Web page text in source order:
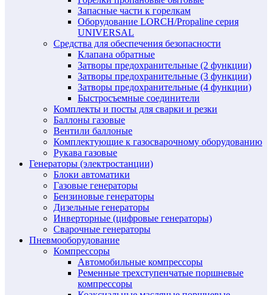
Запасные части к горелкам
Оборудование LORCH/Propaline серия
UNIVERSAL
Средства для обеспечения безопасности
Клапана обратные
Затворы предохранительные (2 функции)
Затворы предохранительные (3 функции)
Затворы предохранительные (4 функции)
Быстросъемные соединители
Комплекты и посты для сварки и резки
Баллоны газовые
Вентили баллоные
Комплектующие к газосварочному оборудованию
Рукава газовые
Генераторы (электростанции)
Блоки автоматики
Газовые генераторы
Бензиновые генераторы
Дизельные генераторы
Инверторные (цифровые генераторы)
Сварочные генераторы
Пневмооборудование
Компрессоры
Автомобильные компрессоры
Ременные трехступенчатые поршневые
компрессоры